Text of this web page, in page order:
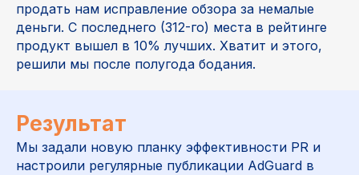
продать нам исправление обзора за немалые
деньги. С последнего (312-го) места в рейтинге
продукт вышел в 10% лучших. Хватит и этого,
решили мы после полугода бодания.
Результат
Мы задали новую планку эффективности PR и
настроили регулярные публикации AdGuard в